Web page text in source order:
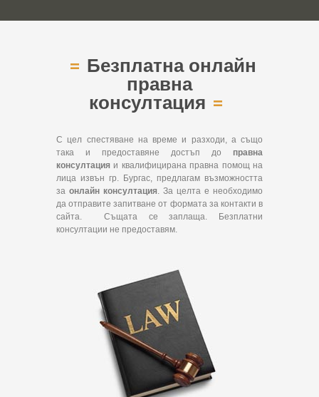
Безплатна онлайн
правна
консултация
С цел спестяване на време и разходи, а също
така и предоставяне достъп до правна
консултация и квалифицирана правна помощ на
лица извън гр. Бургас, предлагам възможността
за онлайн консултация. За целта е необходимо
да отправите запитване от формата за контакти в
сайта. Същата се заплаща. Безплатни
консултации не предоставям.